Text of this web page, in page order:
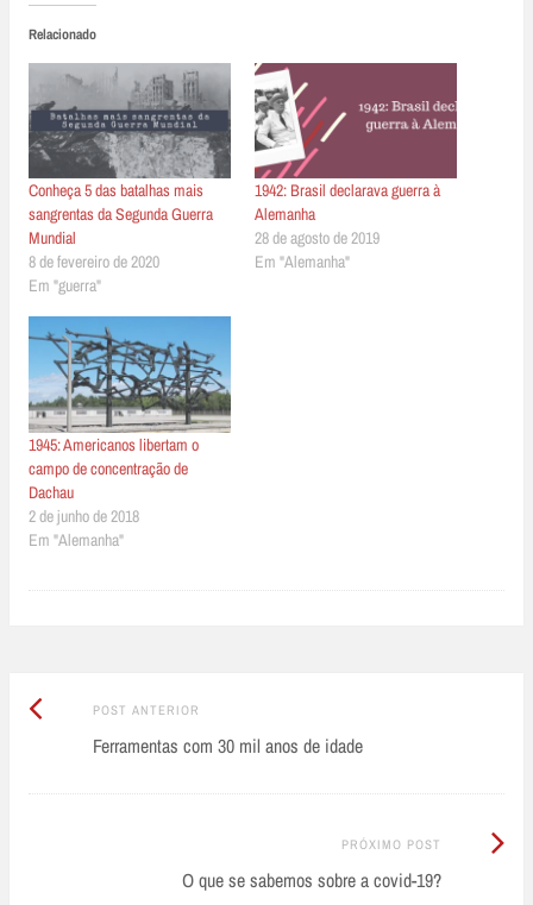
Relacionado
Conheça 5 das batalhas mais
sangrentas da Segunda Guerra
Mundial
8 de fevereiro de 2020
Em "guerra"
1942: Brasil declarava guerra à
Alemanha
28 de agosto de 2019
Em "Alemanha"
1945: Americanos libertam o
campo de concentração de
Dachau
2 de junho de 2018
Em "Alemanha"
Post
navigation
POST ANTERIOR
Anterior:
Ferramentas com 30 mil anos de idade
PRÓXIMO POST
O que se sabemos sobre a covid-19?
Próximo